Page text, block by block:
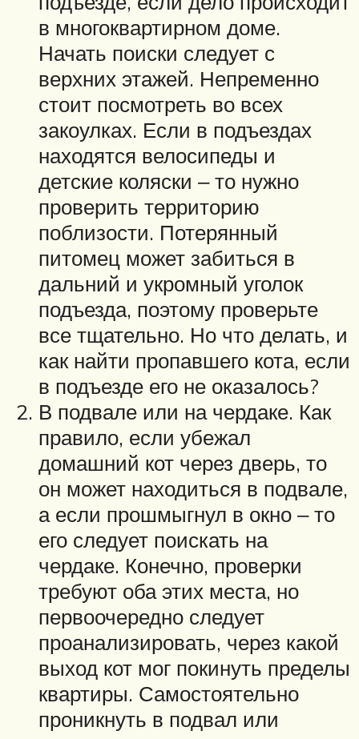
в многоквартирном доме.
Начать поиски следует с
верхних этажей. Непременно
стоит посмотреть во всех
закоулках. Если в подъездах
находятся велосипеды и
детские коляски ‒ то нужно
проверить территорию
поблизости. Потерянный
питомец может забиться в
дальний и укромный уголок
подъезда, поэтому проверьте
все тщательно. Но что делать, и
как найти пропавшего кота, если
в подъезде его не оказалось?
В подвале или на чердаке. Как
правило, если убежал
домашний кот через дверь, то
он может находиться в подвале,
а если прошмыгнул в окно ‒ то
его следует поискать на
чердаке. Конечно, проверки
требуют оба этих места, но
первоочередно следует
проанализировать, через какой
выход кот мог покинуть пределы
квартиры. Самостоятельно
проникнуть в подвал или